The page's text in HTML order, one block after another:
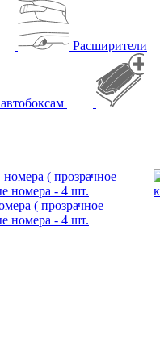
Расширители
( прозрачное
номера - 4 шт.